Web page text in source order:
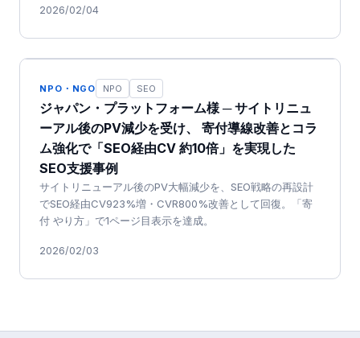
2026/02/04
NPO・NGO NPO SEO
ジャパン・プラットフォーム様 ─ サイトリニュ
ーアル後のPV減少を受け、 寄付導線改善とコラ
ム強化で「SEO経由CV 約10倍」を実現した
SEO支援事例
サイトリニューアル後のPV大幅減少を、SEO戦略の再設計
でSEO経由CV923%増・CVR800%改善として回復。「寄
付 やり方」で1ページ目表示を達成。
2026/02/03